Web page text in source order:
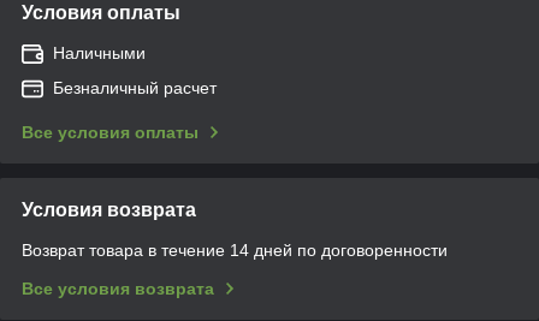
Условия оплаты
Наличными
Безналичный расчет
Все условия оплаты
Условия возврата
Возврат товара в течение 14 дней по договоренности
Все условия возврата